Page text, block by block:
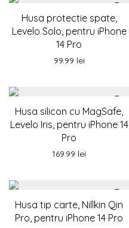
Husa protectie spate,
Levelo Solo, pentru iPhone
14 Pro
99.99 lei
Husa silicon cu MagSafe,
Levelo Iris, pentru iPhone 14
Pro
169.99 lei
Husa tip carte, Nillkin Qin
Pro, pentru iPhone 14 Pro